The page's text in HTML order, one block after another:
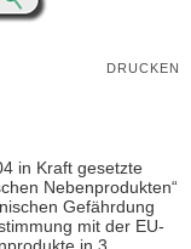
DRUCKEN
in Kraft gesetzte
Nebenprodukten“
Gefährdung
mit der EU-
in 3